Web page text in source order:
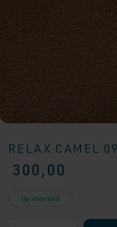
RELAX CAMEL 09
300,00
Op voorraad